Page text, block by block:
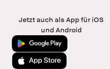
Jetzt auch als App für iOS
und Android
Jetzt bei Google Play
Laden im App Store